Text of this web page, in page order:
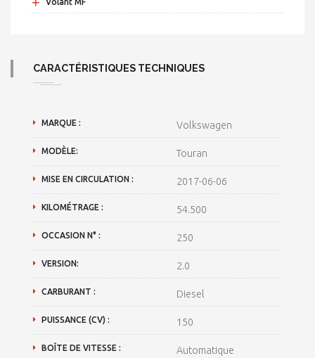
Volant MF
CARACTÉRISTIQUES TECHNIQUES
MARQUE : Volkswagen
MODÈLE: Touran
MISE EN CIRCULATION : 2017-06-06
KILOMÉTRAGE : 54.500
OCCASION N° : 250
VERSION: 2.0
CARBURANT : Diesel
PUISSANCE (CV) : 150
BOÎTE DE VITESSE : Automatique